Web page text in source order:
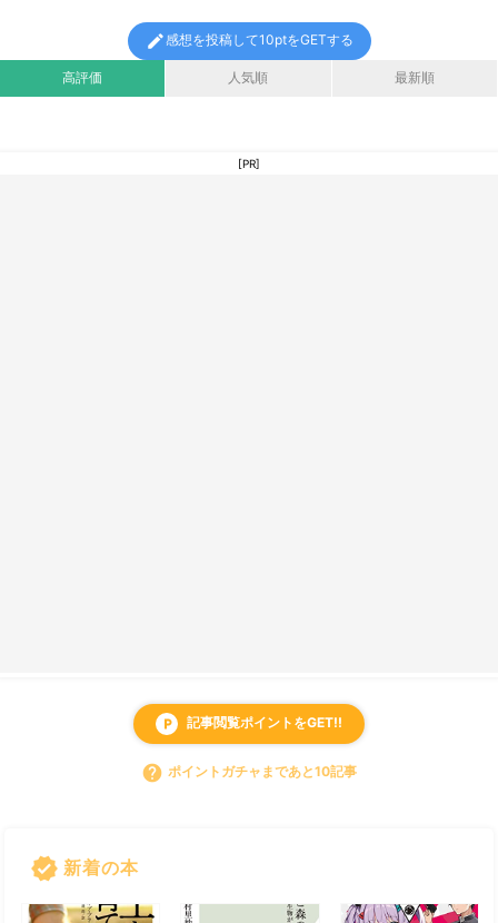
高評価 人気順 最新順
edit感想を投稿して10ptをGETする
[PR]
local_parking 記事閲覧ポイントをGET!!
help ポイントガチャまであと10記事
verified 新着の本